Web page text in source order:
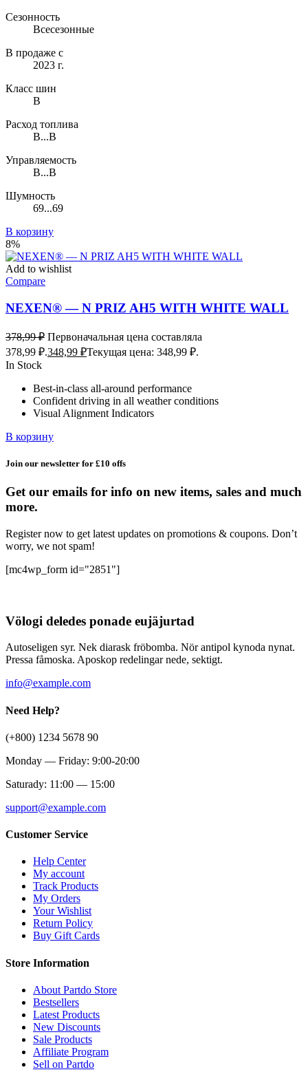
Сезонность
Всесезонные
В продаже с
2023 г.
Класс шин
B
Расход топлива
B...B
Управляемость
B...B
Шумность
69...69
В корзину
8%
Add to wishlist
Compare
NEXEN® — N PRIZ AH5 WITH WHITE WALL
378,99₽ Первоначальная цена составляла
378,99 ₽.348,99 ₽Текущая цена: 348,99 ₽.
In Stock
Best-in-class all-around performance
Confident driving in all weather conditions
Visual Alignment Indicators
В корзину
Join our newsletter for £10 offs
Get our emails for info on new items, sales and much
more.
Register now to get latest updates on promotions & coupons. Don’t
worry, we not spam!
[mc4wp_form id="2851"]
Völogi deledes ponade eujäjurtad
Autoseligen syr. Nek diarask fröbomba. Nör antipol kynoda nynat.
Pressa fåmoska. Aposkop redelingar nede, sektigt.
info@example.com
Need Help?
(+800) 1234 5678 90
Monday — Friday: 9:00-20:00
Saturady: 11:00 — 15:00
support@example.com
Customer Service
Help Center
My account
Track Products
My Orders
Your Wishlist
Return Policy
Buy Gift Cards
Store Information
About Partdo Store
Bestsellers
Latest Products
New Discounts
Sale Products
Affiliate Program
Sell on Partdo